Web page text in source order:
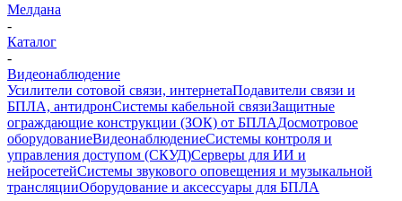
Мелдана
-
Каталог
-
Видеонаблюдение
Усилители сотовой связи, интернетаПодавители связи и
БПЛА, антидронСистемы кабельной связиЗащитные
ограждающие конструкции (ЗОК) от БПЛАДосмотровое
оборудованиеВидеонаблюдениеСистемы контроля и
управления доступом (СКУД)Серверы для ИИ и
нейросетейСистемы звукового оповещения и музыкальной
трансляцииОборудование и аксессуары для БПЛА